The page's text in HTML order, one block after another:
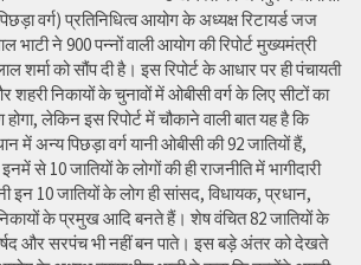
वर्ग) प्रतिनिधित्व आयोग के अध्यक्ष रिटायर्ड जज
भाटी ने 900 पन्नों वाली आयोग की रिपोर्ट मुख्यमंत्री
शर्मा को सौंप दी है। इस रिपोर्ट के आधार पर ही पंचायती
शहरी निकायों के चुनावों में ओबीसी वर्ग के लिए सीटों का
लेकिन इस रिपोर्ट में चौकाने वाली बात यह है कि
में अन्य पिछड़ा वर्ग यानी ओबीसी की 92 जातियों हैं,
से 10 जातियों के लोगों की ही राजनीति में भागीदारी
इन 10 जातियों के लोग ही सांसद, विधायक, प्रधान,
के प्रमुख आदि बनते हैं। शेष वंचित 82 जातियों के
और सरपंच भी नहीं बन पाते। इस बड़े अंतर को देखते